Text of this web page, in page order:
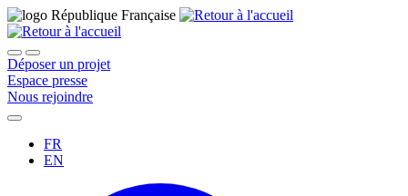
Déposer un projet
Espace presse
Nous rejoindre
FR
EN